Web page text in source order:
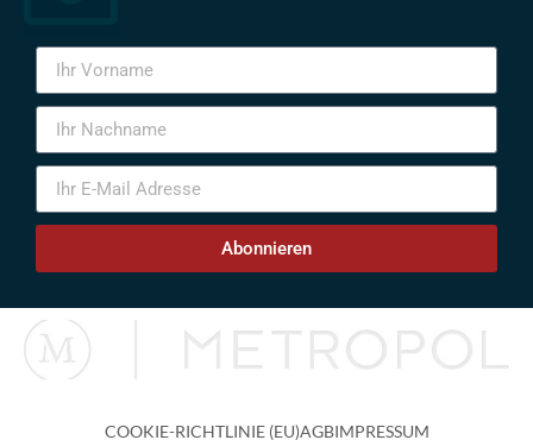
Abonnieren
COOKIE-RICHTLINIE (EU)AGBIMPRESSUM